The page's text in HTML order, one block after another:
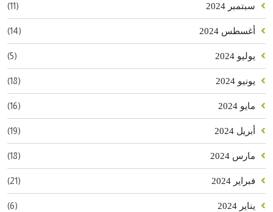
سبتمبر 2024 (11)
أغسطس 2024 (14)
يوليو 2024 (5)
يونيو 2024 (18)
مايو 2024 (16)
أبريل 2024 (19)
مارس 2024 (18)
فبراير 2024 (21)
يناير 2024 (6)